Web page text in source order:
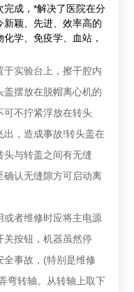
完成，*解决了医院在分
颖、先进、效率高的
学、免疫学、血站，
实验台上，擦干腔内
摆放在脱帽离心机的
可不拧紧浮放在转头
出，造成事故!转头盖在
头与转盖之间有无缝
确认无缝隙方可启动离
或者维修时应将主电源
关按钮，机器虽然停
全事故，(特别是维修
弯转轴。从转轴上取下